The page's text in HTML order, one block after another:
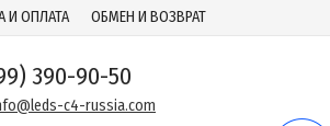
И ОПЛАТА ОБМЕН И ВОЗВРАТ
390-90-50
c4-russia.com